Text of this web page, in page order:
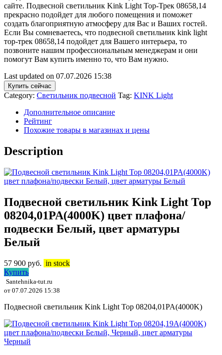
сайте. Подвесной светильник Kink Light Тор-Трек 08658,14
прекрасно подойдет для любого помещения и поможет
создать благоприятную атмосферу для Вас и Ваших гостей.
Если Вы сомневаетесь, что подвесной светильник kink light
тор-трек 08658,14 подойдет для Вашего интерьера, то
позвоните нашим профессиональным менеджерам и они
помогут Вам купить именно то, что Вам нужно.
Last updated on 07.07.2026 15:38
Купить сейчас
Category: Светильник подвесной Tag: KINK Light
Дополнительное описание
Рейтинг
Похожие товары в магазинах и цены
Description
Подвесной светильник Kink Light Тор
08204,01PA(4000K) цвет плафона/
подвески Белый, цвет арматуры
Белый
57 900 руб. in stock
Купить
Santehnika-tut.ru
от 07.07.2026 15:38
Подвесной светильник Kink Light Тор 08204,01PA(4000K)